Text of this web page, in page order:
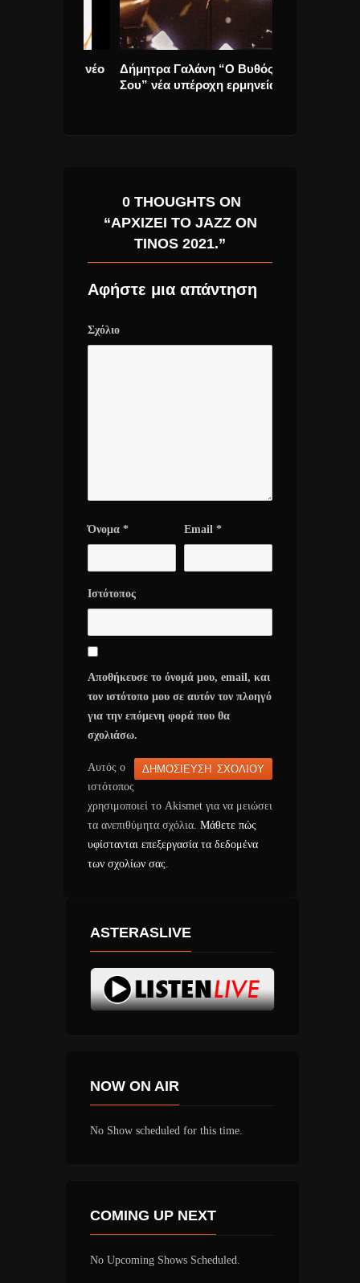
Δήμητρα Γαλάνη “Ο Βυθός
Σου” νέα υπέροχη ερμηνεία.
0 THOUGHTS ON
“ΑΡΧΊΖΕΙ ΤΟ JAZZ ON
TINOS 2021.”
Αφήστε μια απάντηση
Σχόλιο
Όνομα * Email *
Ιστότοπος
Αποθήκευσε το όνομά μου, email, και
τον ιστότοπο μου σε αυτόν τον πλοηγό
για την επόμενη φορά που θα
σχολιάσω.
Αυτός ο
ιστότοπος
χρησιμοποιεί το Akismet για να μειώσει
τα ανεπιθύμητα σχόλια. Μάθετε πώς
υφίστανται επεξεργασία τα δεδομένα
των σχολίων σας
ASTERASLIVE
NOW ON AIR
No Show scheduled for this time.
COMING UP NEXT
No Upcoming Shows Scheduled.